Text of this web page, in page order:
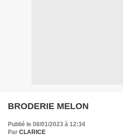
BRODERIE MELON
Publié le 08/01/2023 à 12:34
Par CLARICE